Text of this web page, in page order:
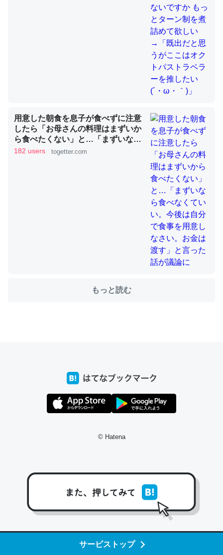
サービストップ
ウチもEchoを実家に置いて４年。でたまに覗いてる。ぼ
ちぼちRingも置こうかと画策中。あと、Googleマップで
位置情報を共有してる。電池残量や充電中かが分かるので
─たまにLINEするくらいだった遠方の父67歳と僕。ITツール導入で
コミュニケーションが劇的に変化した｜tayorini by LIFULL介護
ちょうど同じ理由でEcho Show 8を設定中でした。Prime
とかSpotifyを支払う孝行もできる。一生で親と会える残
り時間を日数にすると1週間とかの人が多いそうだけど、
それを実質100倍以上に伸ばす効果があるはず……
─たまにLINEするくらいだった遠方の父67歳と僕。ITツール導入で
コミュニケーションが劇的に変化した｜tayorini by LIFULL介護
回線代ほとんどかからないですよ。参考：
これ作ろう。/早速夕食に作った！本当にスナップえんどう
ットペッパーグルメ
スペインにもアリオリソースがあり、それも美味しいんだ
けど、読み方が違うだけで同じものを指すのか、また違う
用意した朝食を息子が食べずに注意
したら「お母さんの料理はまずいか
ら食べたくない」と…「まずいなら
食べなくていい。今後は自分で食事
182 users togetter.com
もっと読む
© Hatena